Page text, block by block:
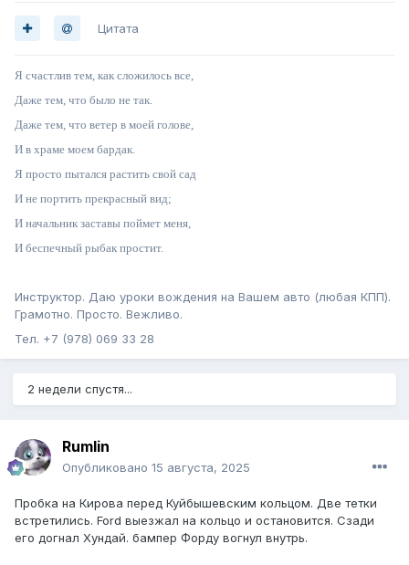
парке туристы съехали с разрешенного автомаршрута в
высокую сухую траву, машина забуксовала, затем
загорелась. Огонь перекинулся на сухую растительность
и пожар начал распространяться. Растительность, вместе
с живностью, сгорела на 10 гектарах природного парка
регионального значения «Караларский».
https://dzen.ru/a/aIuG2ovSAyrhXFNf
Цитата
Я счастлив тем, как сложилось все,
Даже тем, что было не так.
Даже тем, что ветер в моей голове,
И в храме моем бардак.
Я просто пытался растить свой сад
И не портить прекрасный вид;
И начальник заставы поймет меня,
И беспечный рыбак простит.
Инструктор. Даю уроки вождения на Вашем авто (любая КПП).
Грамотно. Просто. Вежливо.
Тел. +7 (978) 069 33 28
2 недели спустя...
Rumlin
Опубликовано 15 августа, 2025
Пробка на Кирова перед Куйбышевским кольцом. Две тетки
встретились. Ford выезжал на кольцо и остановится. Сзади
его догнал Хундай. бампер Форду вогнул внутрь.